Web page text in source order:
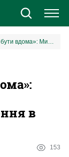
«Мені приємно бути вдома»: Миколенко емоційно відреагував на повернення в Україну
в
153